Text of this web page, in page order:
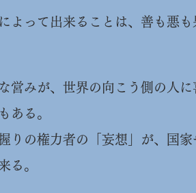
よって出来ることは、善も悪も
営みが、世界の向こう側の人に
ある。
りの権力者の「妄想」が、国家
る。